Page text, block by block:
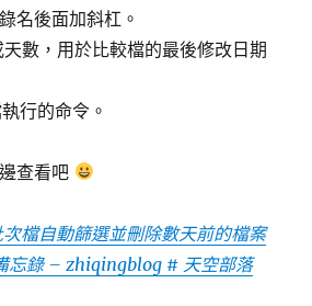
名後面加斜杠。
數，用於比較檔的最後修改日期
行的命令。
查看吧
檔自動篩選並刪除數天前的檔案
忘錄 – zhiqingblog # 天空部落